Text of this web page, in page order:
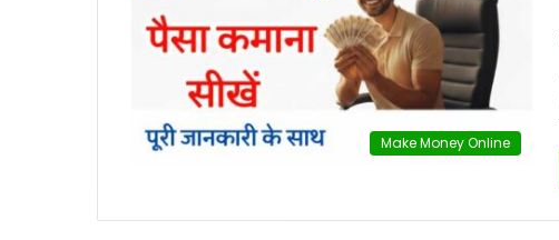
Make Money Online